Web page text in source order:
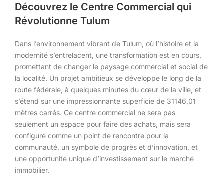
Découvrez le Centre Commercial qui
Révolutionne Tulum
Dans l’environnement vibrant de Tulum, où l’histoire et la
modernité s’entrelacent, une transformation est en cours,
promettant de changer le paysage commercial et social de
la localité. Un projet ambitieux se développe le long de la
route fédérale, à quelques minutes du cœur de la ville, et
s’étend sur une impressionnante superficie de 31146,01
mètres carrés. Ce centre commercial ne sera pas
seulement un espace pour faire des achats, mais sera
configuré comme un point de rencontre pour la
communauté, un symbole de progrès et d’innovation, et
une opportunité unique d’investissement sur le marché
immobilier.